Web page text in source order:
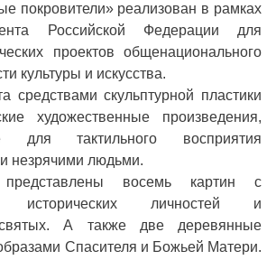
покровители» реализован в рамках
Российской Федерации для
проектов общенационального
культуры и искусства.
средствами скульптурной пластики
художественные произведения,
для тактильного восприятия
незрячими людьми.
восемь картин с
исторических личностей и
А также две деревянные
Спасителя и Божьей Матери.